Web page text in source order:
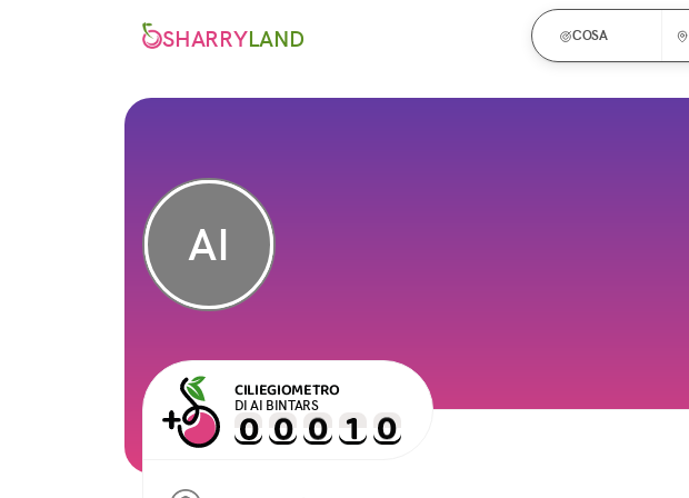
SHARRYLAND COSA
AI
CILIEGIOMETRO
DI AI BINTARS